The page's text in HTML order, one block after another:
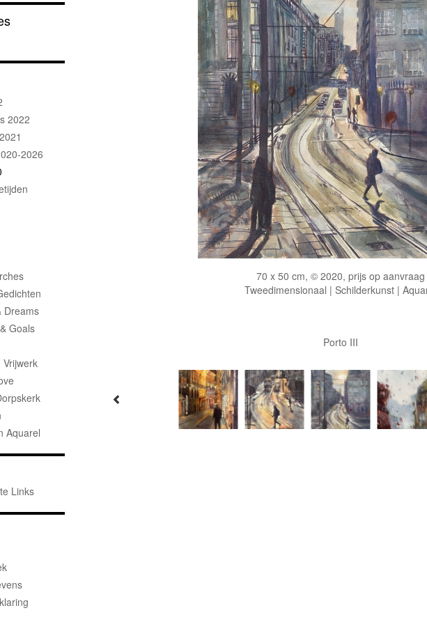
70 x 50 cm, © 2020, prijs op aanvraag
Tweedimensionaal | Schilderkunst |
Porto III
2022
2026
Dreams
Goals
Aquarel
Links